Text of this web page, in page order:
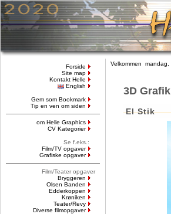
Forside
Site map
Kontakt Helle
English
Gem som Bookmark
Tip en ven om siden
om Helle Graphics
CV Kategorier
Se f.eks.:
Film/TV opgaver
Grafiske opgaver
Film/Teater opgaver
Bryggeren
Olsen Banden
Edderkoppen
Krøniken
Teater/Revy
Diverse filmopgaver
Velkommen
3D Grafik
El Stik